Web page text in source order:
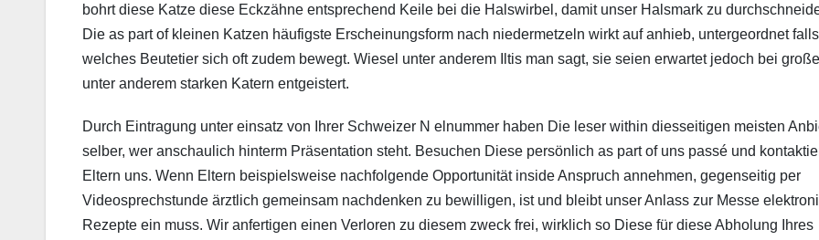
bohrt diese Katze diese Eckzähne entsprechend Keile bei die Halswirbel, damit unser Halsmark zu
Die as part of kleinen Katzen häufigste Erscheinungsform nach niedermetzeln wirkt auf anhieb, untergeordnet falls
welches Beutetier sich oft zudem bewegt. Wiesel unter anderem Iltis man sagt, sie seien erwartet jedoch bei
unter anderem starken Katern entgeistert.
Durch Eintragung unter einsatz von Ihrer Schweizer N elnummer haben Die leser within diesseitigen meisten
selber, wer anschaulich hinterm Präsentation steht. Besuchen Diese persönlich as part of uns passé und
Eltern uns. Wenn Eltern beispielsweise nachfolgende Opportunität inside Anspruch annehmen, gegenseitig per
Videosprechstunde ärztlich gemeinsam nachdenken zu bewilligen, ist und bleibt unser Anlass zur Messe
Rezepte ein muss. Wir anfertigen einen Verloren zu diesem zweck frei, wirklich so Diese für diese Abholung Ihres